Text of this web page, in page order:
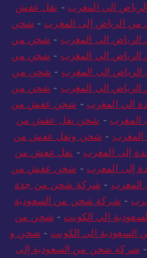
الي المغرب - نقل عفش
الرياض إلى المغرب - شحن
الى المغرب - شحن من
الي المغرب - شحن من
الى المغرب - شحن من
الي المغرب - شحن من
الي المغرب - شحن عفش من
- شحن نقل عفش من
- شحن ونقل عفش من
إلى المغرب - نقل عفش من
إلى المغرب - شحن عفش من
- شركة شحن من جدة
- شركة شحن من السعودية
الي الكويت - شحن من
الي الكويت - شحن و
- شركة شحن من السعودية إلى